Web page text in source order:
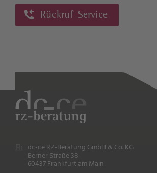
Rückruf-Service
dc-ce RZ-Beratung GmbH & Co. KG
Berner Straße 38
60437 Frankfurt am Main